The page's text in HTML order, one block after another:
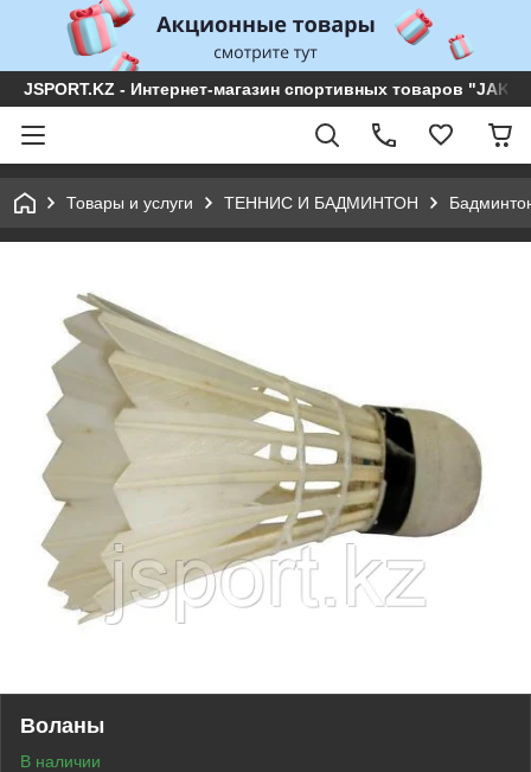
JSPORT.KZ - Интернет-магазин спортивных товаров
Товары и услуги ТЕННИС И БАДМИНТОН
Воланы
В наличии